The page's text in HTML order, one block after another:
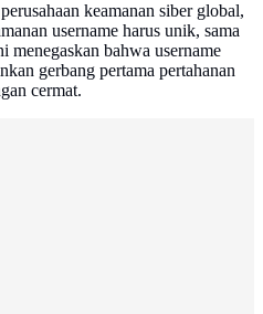
keamanan siber global,
username harus unik, sama
menegaskan bahwa username
gerbang pertama pertahanan
cermat.